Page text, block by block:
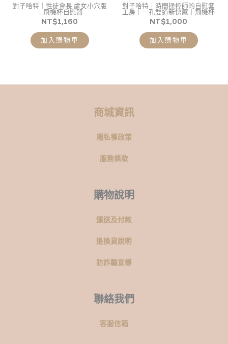
對子哈特｜性徒會長 處女小穴版
｜飛機杯自慰器
NT$1,160
加入購物車
對子哈特｜時間操控師的自慰套
工房｜一孔雙道新快感｜飛機杯
NT$1,000
加入購物車
商城資訊
隱私權政策
服務條款
購物說明
運送及付款
退換貨說明
防詐騙宣導
聯絡我們
客服信箱